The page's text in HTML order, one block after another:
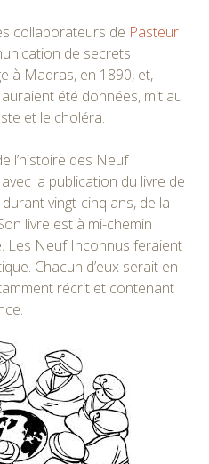
collaborateurs de Pasteur
de secrets
à Madras, en 1890, et,
été données, mit au
et le choléra.
l’histoire des Neuf
la publication du livre de
vingt-cinq ans, de la
livre est à mi-chemin
Les Neuf Inconnus feraient
Chacun d’eux serait en
récrit et contenant